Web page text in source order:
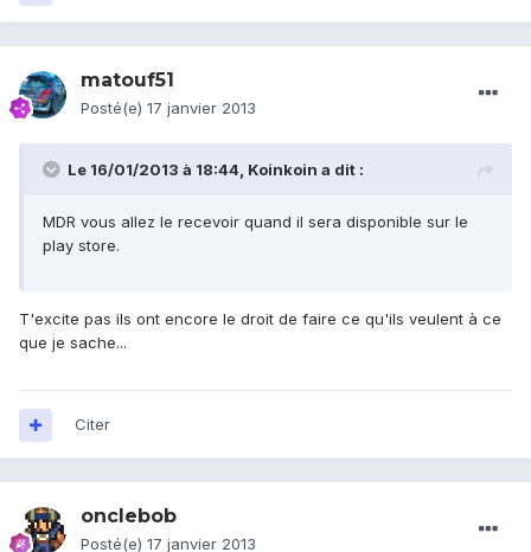
matouf51
Posté(e) 17 janvier 2013
Le 16/01/2013 à 18:44, Koinkoin a dit :
MDR vous allez le recevoir quand il sera disponible sur le
play store.
T'excite pas ils ont encore le droit de faire ce qu'ils veulent à ce
que je sache...
Citer
onclebob
Posté(e) 17 janvier 2013